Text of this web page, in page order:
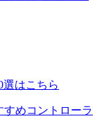
選はこちら
めコントローラ